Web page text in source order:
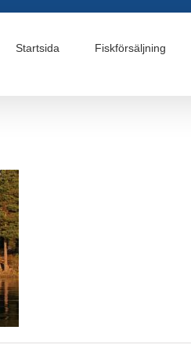
Startsida Fiskförsäljning